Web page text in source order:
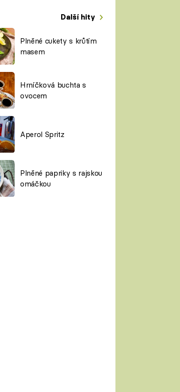
Další hity
Plněné cukety s krůtím
masem
Hrníčková buchta s
ovocem
Aperol Spritz
Plněné papriky s rajskou
omáčkou